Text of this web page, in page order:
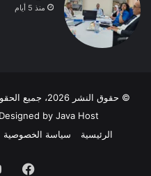
منذ 5 أيام
© حقوق النشر 2026، جميع الحقوق محفوظة |
by Java Host
الرئيسية
سياسة الخصوصية